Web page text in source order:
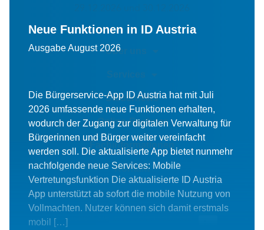
Neue Funktionen in ID Austria
Ausgabe August 2026
Die Bürgerservice-App ID Austria hat mit Juli
2026 umfassende neue Funktionen erhalten,
wodurch der Zugang zur digitalen Verwaltung für
Bürgerinnen und Bürger weiter vereinfacht
werden soll. Die aktualisierte App bietet nunmehr
nachfolgende neue Services: Mobile
Vertretungsfunktion Die aktualisierte ID Austria
App unterstützt ab sofort die mobile Nutzung von
Vollmachten. Nutzer können sich damit erstmals
mobil […]
Über uns
Steuernews
Online-Rechner
Fachinformationen
Kontakt
Besuchen Sie uns in den sozialen